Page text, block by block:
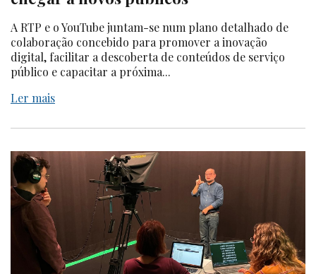
A RTP e o YouTube juntam-se num plano detalhado de
colaboração concebido para promover a inovação
digital, facilitar a descoberta de conteúdos de serviço
público e capacitar a próxima...
Ler mais